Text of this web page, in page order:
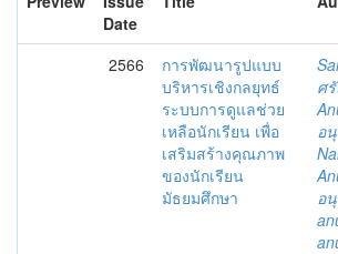
Date
2566
การพัฒนารูปแบบ
บริหารเชิงกลยุทธ์
ระบบการดูแลช่วย
เหลือนักเรียน เพื่อ
เสริมสร้างคุณภาพ
ของนักเรียน
มัธยมศึกษา
ศ
อ
อ